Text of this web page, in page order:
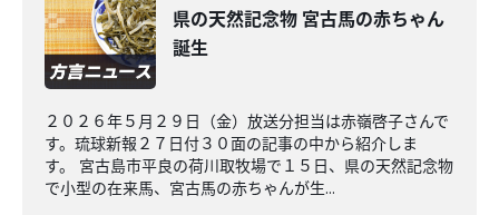
県の天然記念物 宮古馬の赤ちゃん
誕生
２０２６年５月２９日（金）放送分担当は赤嶺啓子さんで
す。琉球新報２７日付３０面の記事の中から紹介しま
す。 宮古島市平良の荷川取牧場で１５日、県の天然記念物
で小型の在来馬、宮古馬の赤ちゃんが生...